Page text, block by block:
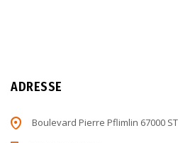
ADRESSE
Boulevard Pierre Pflimlin 67000